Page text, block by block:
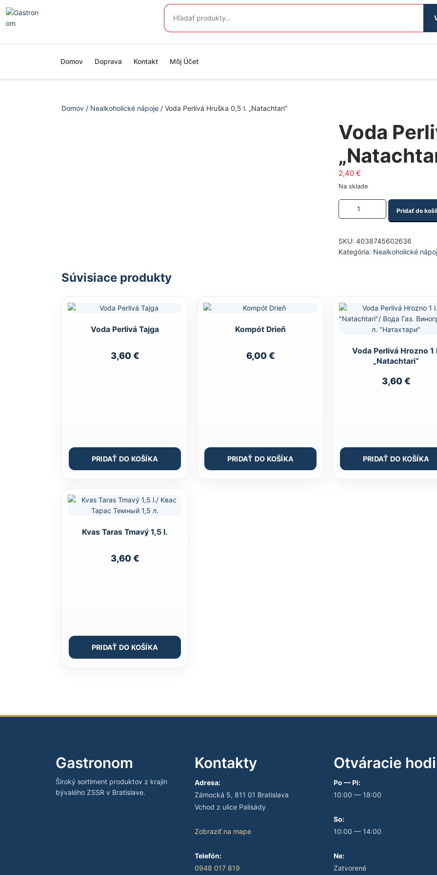
na
obsah
Hľadať:
Domov Doprava Kontakt Môj Účet
Domov / Nealkoholické nápoje / Voda Perlivá Hruška 0,5 l. „Natachtari“
Voda
2,40 €
Na sklade
Množstvo produktu
Pridať do
SKU: 4038745602636
Kategória: Nealkoholické
Súvisiace produkty
Voda Perlivá Tajga
3,60€
PRIDAŤ DO KOŠÍKA
Kompót Drieň
6,00€
PRIDAŤ DO KOŠÍKA
Voda Perlivá Hrozno 1
„Natachtari“
3,60€
PRIDAŤ DO KOŠÍKA
Kvas Taras Tmavý 1,5 l.
3,60€
PRIDAŤ DO KOŠÍKA
Gastronom
Široký sortiment produktov z krajín
bývalého ZSSR v Bratislave.
Kontakty
Adresa:
Zámocká 5, 811 01 Bratislava
Vchod z ulice Palisády
Zobraziť na mape
Telefón:
0948 017 819
Otváracie
Po — Pi:
10:00 — 18:00
So:
10:00 — 14:00
Ne:
Zatvorené